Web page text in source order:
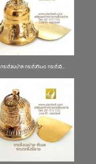
กระดิ่งเนปาล กระดิ่งทิเบต กระดิ่งอิ...